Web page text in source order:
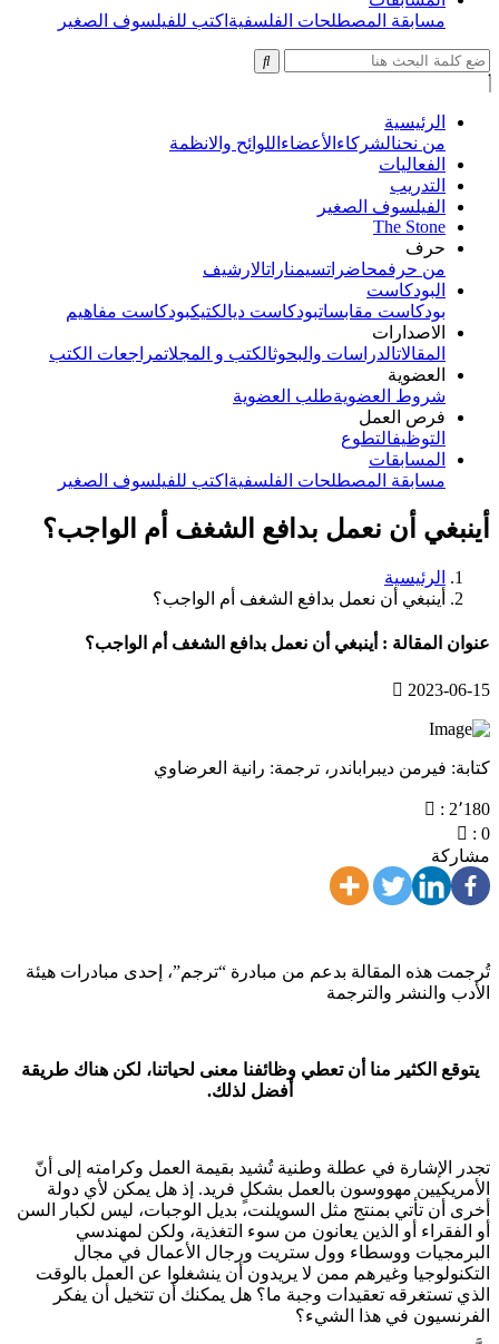
مسابقة المصطلحات الفلسفية اكتب للفيلسوف الصغير
الرئيسية
من نحنالشركاء الأعضاء اللوائح والانظمة
الفعاليات
التدريب
الفيلسوف الصغير
The Stone
حرف
من حرفمحاضراتسيمناراتالارشيف
البودكاست
بودكاست مقابساتبودكاست ديالكتيكبودكاست مفاهيم
الاصدارات
المقالاتالدراسات والبحوثالكتب و المجلاتمراجعات الكتب
العضوية
شروط العضويةطلب العضوية
فرص العمل
التوظيفالتطوع
المسابقات
مسابقة المصطلحات الفلسفية اكتب للفيلسوف الصغير
أينبغي أن نعمل بدافع الشغف أم الواجب؟
الرئيسية
أينبغي أن نعمل بدافع الشغف أم الواجب؟
عنوان المقالة : أينبغي أن نعمل بدافع الشغف أم الواجب؟
2023-06-15
كتابة: فيرمن ديبراباندر، ترجمة: رانية العرضاوي
: 2٬180
: 0
مشاركة
تُرجمت هذه المقالة بدعم من مبادرة “ترجم”، إحدى مبادرات هيئة
الأدب والنشر والترجمة
يتوقع الكثير منا أن تعطي وظائفنا معنى لحياتنا، لكن هناك طريقة
أفضل لذلك.
تجدر الإشارة في عطلة وطنية تُشيد بقيمة العمل وكرامته إلى أنّ
الأمريكيين مهووسون بالعمل بشكلٍ فريد. إذ هل يمكن لأي دولة
أخرى أن تأتي بمنتج مثل السويلنت، بديل الوجبات، ليس لكبار السن
أو الفقراء أو الذين يعانون من سوء التغذية، ولكن لمهندسي
البرمجيات ووسطاء وول ستريت ورجال الأعمال في مجال
التكنولوجيا وغيرهم ممن لا يريدون أن ينشغلوا عن العمل بالوقت
الذي تستغرقه تعقيدات وجبة ما؟ هل يمكنك أن تتخيل أن يفكر
الفرنسيون في هذا الشيء؟